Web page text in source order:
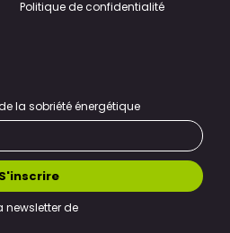
Politique de confidentialité
la sobriété énergétique
newsletter de
S'inscrire